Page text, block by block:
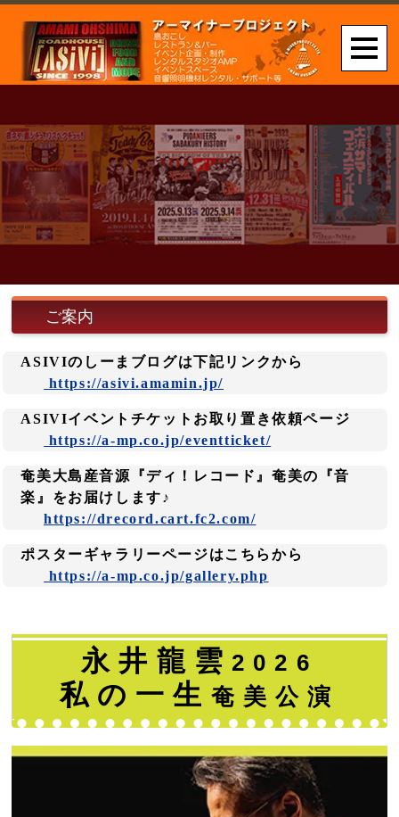
ご案内
ASIVIのしーまブログは下記リンクから
https://asivi.amamin.jp/
ASIVIイベントチケットお取り置き依頼ページ
https://a-mp.co.jp/eventticket/
奄美大島産音源『ディ！レコード』奄美の『音
楽』をお届けします♪
https://drecord.cart.fc2.com/
ポスターギャラリーページはこちらから
https://a-mp.co.jp/gallery.php
永井龍雲 2026
私の一生 奄美公演